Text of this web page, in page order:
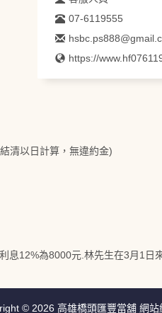
07-6119555
https://
清以日計算，無違約金)
12%為8000元.林先生在3月1日
© 2026 高雄橋頭匯豐當舖 網站